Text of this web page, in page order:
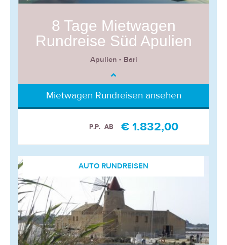
8 Tage Mietwagen
Rundreise Süd Apulien
Apulien - Bari
Mietwagen Rundreisen ansehen
AB
P.P. € 1.832,00
AUTO RUNDREISEN